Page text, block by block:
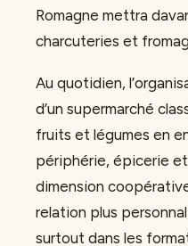
Romagne mettra
charcuteries et
Au quotidien,
d’un supermarché
fruits et légumes en
périphérie, épicerie
dimension
relation plus
surtout dans les